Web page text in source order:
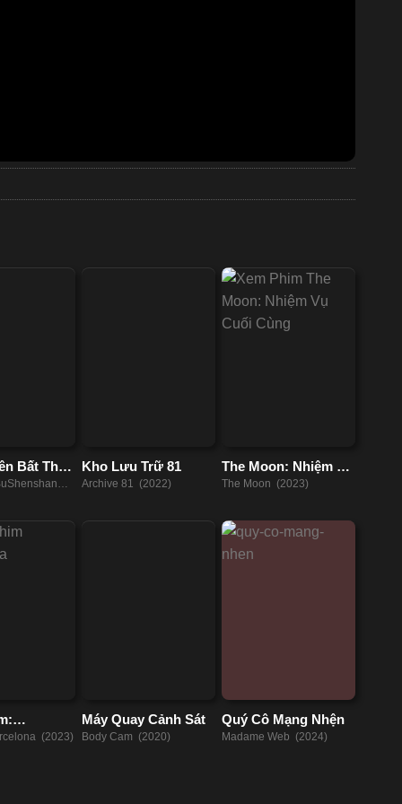
Bất Thần
Kho Lưu Trữ 81
Archive 81 (2022)
The Moon: Nhiệm Vụ
Cuối Cùng
The Moon (2023)
(2023)
Máy Quay Cảnh Sát
Body Cam (2020)
Quý Cô Mạng Nhện
Madame Web (2024)